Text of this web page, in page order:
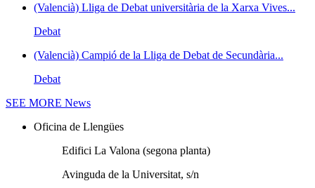
(Valencià) Lliga de Debat universitària de la Xarxa Vives...
Debat
(Valencià) Campió de la Lliga de Debat de Secundària...
Debat
SEE MORE News
Oficina de Llengües
Edifici La Valona (segona planta)
Avinguda de la Universitat, s/n